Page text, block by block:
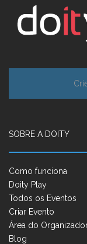
SOBRE A DOITY
Como funciona
Doity Play
Todos os Eventos
Criar Evento
Área do
Blog